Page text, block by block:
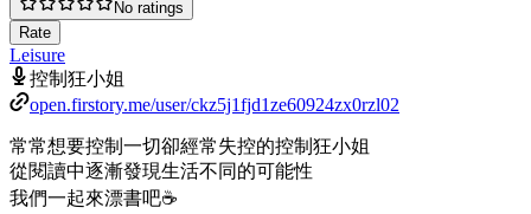
No ratings
Rate
Leisure
控制狂小姐
open.firstory.me/user/ckz5j1fjd1ze60924zx0rzl02
常常想要控制一切卻經常失控的控制狂小姐
從閱讀中逐漸發現生活不同的可能性
我們一起來漂書吧☕